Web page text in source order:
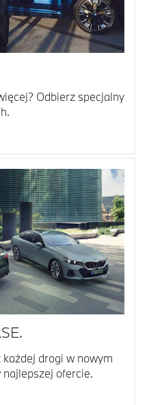
Odbierz specjalny
drogi w nowym
ofercie.